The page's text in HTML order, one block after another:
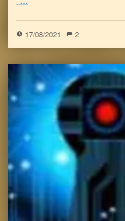
17/08/2021 2